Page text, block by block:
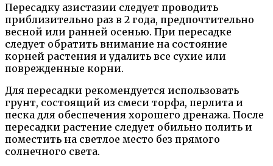
Пересадку азистазии следует проводить
приблизительно раз в 2 года, предпочтительно
весной или ранней осенью. При пересадке
следует обратить внимание на состояние
корней растения и удалить все сухие или
поврежденные корни.
Для пересадки рекомендуется использовать
грунт, состоящий из смеси торфа, перлита и
песка для обеспечения хорошего дренажа. После
пересадки растение следует обильно полить и
поместить на светлое место без прямого
солнечного света.